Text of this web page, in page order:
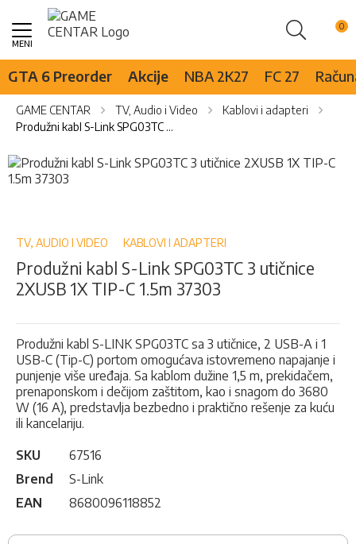
Pretraži
Skip
Content
GTA 6 Preorder Akcije NBA 2K27 FC 27
GAME CENTAR TV, Audio i Video
Kablovi i adapteri
Produžni kabl S-Link SPG03TC 3 utičnice 2XUSB 1X TIP-C 1.5m 37303
Skip
to
the
gallery
beginning
the
images
TV, AUDIO I VIDEO KABLOVI I ADAPTERI
Produžni kabl S-Link SPG03TC 3 utičnice
2XUSB 1X TIP-C 1.5m 37303
Produžni kabl S-LINK SPG03TC sa 3 utičnice, 2 USB-A i 1
USB-C (Tip-C) portom omogućava istovremeno napajanje i
punjenje više uređaja. Sa kablom dužine 1,5 m, prekidačem,
prenaponskom i dečijom zaštitom, kao i snagom do 3680
W (16 A), predstavlja bezbedno i praktično rešenje za kuću
ili kancelariju.
SKU
67516
Brend
S-Link
EAN
8680096118852